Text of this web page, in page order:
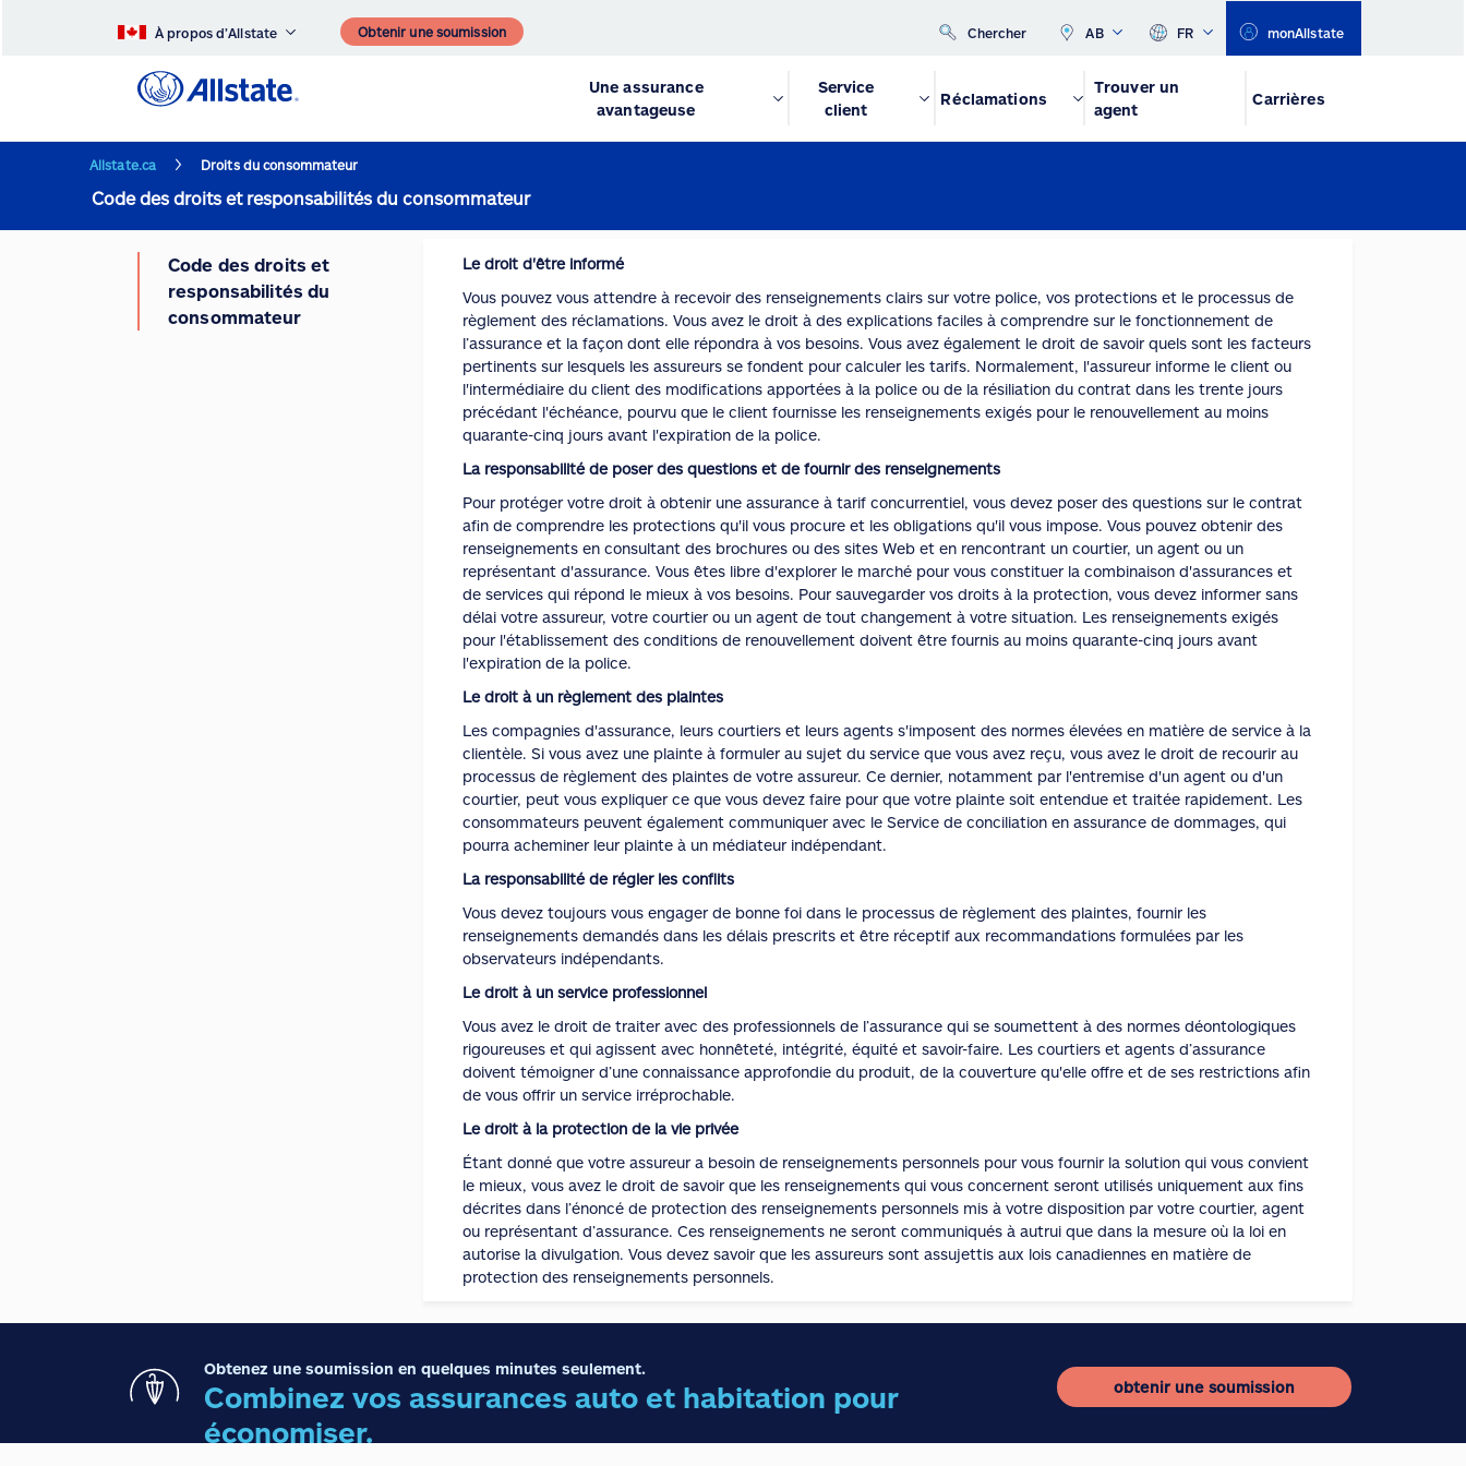
À propos d’Allstate Obtenir une soumission Chercher AB FR monAllstate
Une assurance
avantageuse
Service
client
Réclamations
Trouver un
agent
Carrières
Allstate.ca Droits du consommateur
Code des droits et responsabilités du consommateur
Code des droits et
responsabilités du
consommateur
Le droit d'être informé
Vous pouvez vous attendre à recevoir des renseignements clairs sur votre police, vos protections et le processus de
règlement des réclamations. Vous avez le droit à des explications faciles à comprendre sur le fonctionnement de
l’assurance et la façon dont elle répondra à vos besoins. Vous avez également le droit de savoir quels sont les facteurs
pertinents sur lesquels les assureurs se fondent pour calculer les tarifs. Normalement, l'assureur informe le client ou
l'intermédiaire du client des modifications apportées à la police ou de la résiliation du contrat dans les trente jours
précédant l'échéance, pourvu que le client fournisse les renseignements exigés pour le renouvellement au moins
quarante-cinq jours avant l'expiration de la police.
La responsabilité de poser des questions et de fournir des renseignements
Pour protéger votre droit à obtenir une assurance à tarif concurrentiel, vous devez poser des questions sur le contrat
afin de comprendre les protections qu'il vous procure et les obligations qu'il vous impose. Vous pouvez obtenir des
renseignements en consultant des brochures ou des sites Web et en rencontrant un courtier, un agent ou un
représentant d'assurance. Vous êtes libre d'explorer le marché pour vous constituer la combinaison d'assurances et
de services qui répond le mieux à vos besoins. Pour sauvegarder vos droits à la protection, vous devez informer sans
délai votre assureur, votre courtier ou un agent de tout changement à votre situation. Les renseignements exigés
pour l'établissement des conditions de renouvellement doivent être fournis au moins quarante-cinq jours avant
l'expiration de la police.
Le droit à un règlement des plaintes
Les compagnies d'assurance, leurs courtiers et leurs agents s'imposent des normes élevées en matière de service à la
clientèle. Si vous avez une plainte à formuler au sujet du service que vous avez reçu, vous avez le droit de recourir au
processus de règlement des plaintes de votre assureur. Ce dernier, notamment par l'entremise d'un agent ou d'un
courtier, peut vous expliquer ce que vous devez faire pour que votre plainte soit entendue et traitée rapidement. Les
consommateurs peuvent également communiquer avec le Service de conciliation en assurance de dommages, qui
pourra acheminer leur plainte à un médiateur indépendant.
La responsabilité de régler les conflits
Vous devez toujours vous engager de bonne foi dans le processus de règlement des plaintes, fournir les
renseignements demandés dans les délais prescrits et être réceptif aux recommandations formulées par les
observateurs indépendants.
Le droit à un service professionnel
Vous avez le droit de traiter avec des professionnels de l’assurance qui se soumettent à des normes déontologiques
rigoureuses et qui agissent avec honnêteté, intégrité, équité et savoir-faire. Les courtiers et agents d’assurance
doivent témoigner d’une connaissance approfondie du produit, de la couverture qu'elle offre et de ses restrictions afin
de vous offrir un service irréprochable.
Le droit à la protection de la vie privée
Étant donné que votre assureur a besoin de renseignements personnels pour vous fournir la solution qui vous convient
le mieux, vous avez le droit de savoir que les renseignements qui vous concernent seront utilisés uniquement aux fins
décrites dans l’énoncé de protection des renseignements personnels mis à votre disposition par votre courtier, agent
ou représentant d’assurance. Ces renseignements ne seront communiqués à autrui que dans la mesure où la loi en
autorise la divulgation. Vous devez savoir que les assureurs sont assujettis aux lois canadiennes en matière de
protection des renseignements personnels.
Obtenez une soumission en quelques minutes seulement.
Combinez vos assurances auto et habitation pour
économiser.
obtenir une soumission